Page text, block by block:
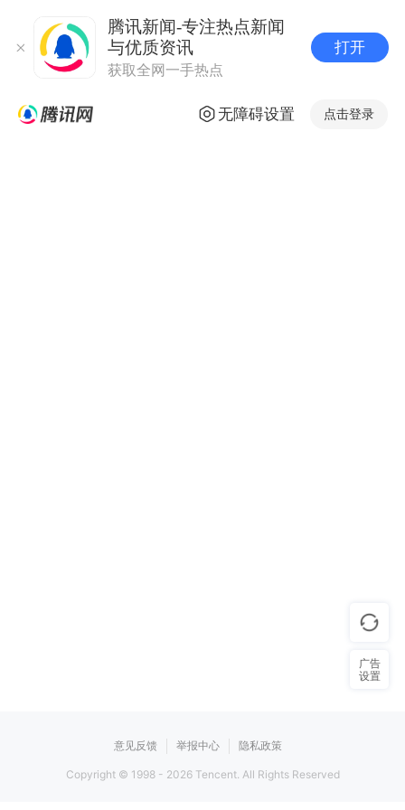
腾讯新闻-专注热点新闻
与优质资讯
获取全网一手热点
打开
无障碍设置 点击登录
意见反馈 举报中心 隐私政策
Copyright © 1998 - 2026Tencent. All Rights Reserved
广告
设置